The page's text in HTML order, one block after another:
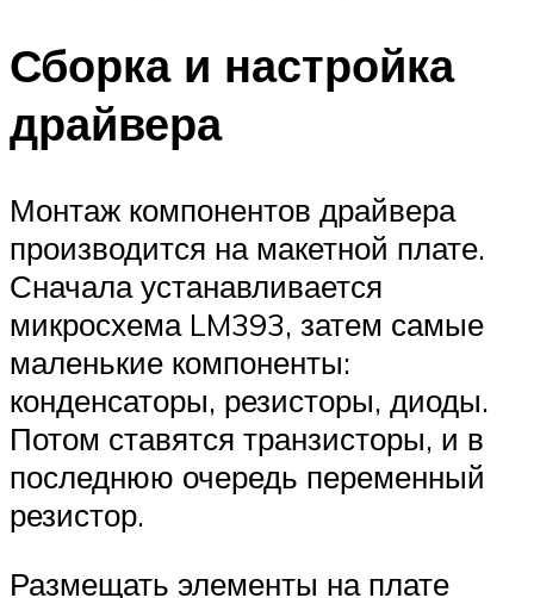
Сборка и настройка
драйвера
Монтаж компонентов драйвера
производится на макетной плате.
Сначала устанавливается
микросхема LM393, затем самые
маленькие компоненты:
конденсаторы, резисторы, диоды.
Потом ставятся транзисторы, и в
последнюю очередь переменный
резистор.
Размещать элементы на плате